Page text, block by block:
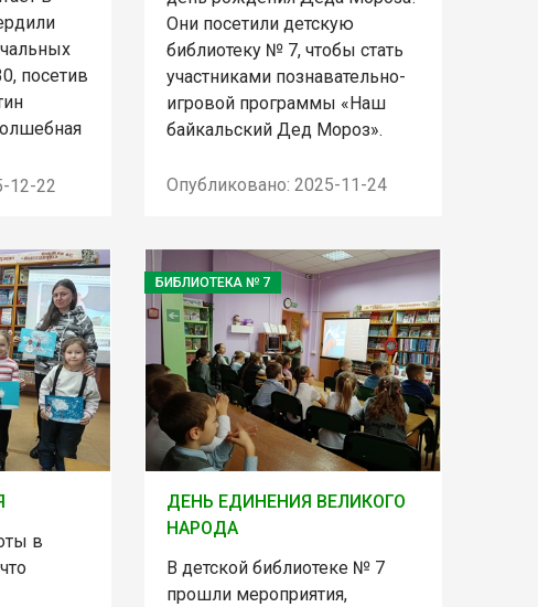
посетив
12-22
Они посетили детскую
библиотеку № 7, чтобы стать
участниками познавательно-
игровой программы «Наш
байкальский Дед Мороз».
Опубликовано: 2025-11-24
в
БИБЛИОТЕКА № 7
ДЕНЬ ЕДИНЕНИЯ ВЕЛИКОГО
НАРОДА
В детской библиотеке № 7
прошли мероприятия,